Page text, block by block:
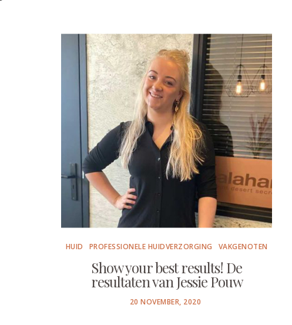
HUID PROFESSIONELE HUIDVERZORGING VAKGENOTEN
Show your best results! De
resultaten van Jessie Pouw
POSTED
20 NOVEMBER, 2020